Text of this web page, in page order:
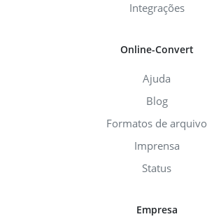
Integrações
Online-Convert
Ajuda
Blog
Formatos de arquivo
Imprensa
Status
Empresa